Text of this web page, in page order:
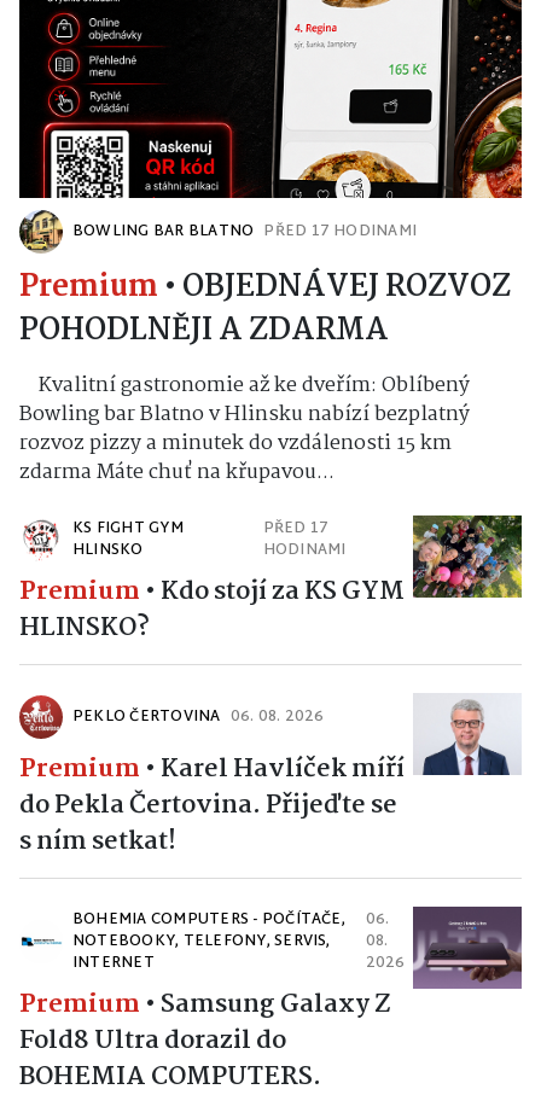
BOWLING BAR BLATNO PŘED 17 HODINAMI
Premium • OBJEDNÁVEJ ROZVOZ
POHODLNĚJI A ZDARMA
Kvalitní gastronomie až ke dveřím: Oblíbený
Bowling bar Blatno v Hlinsku nabízí bezplatný
rozvoz pizzy a minutek do vzdálenosti 15 km
zdarma Máte chuť na křupavou...
KS FIGHT GYM
HLINSKO
PŘED 17
HODINAMI
Premium • Kdo stojí za KS GYM
HLINSKO?
PEKLO ČERTOVINA 06. 08. 2026
Premium • Karel Havlíček míří
do Pekla Čertovina. Přijeďte se
s ním setkat!
BOHEMIA COMPUTERS - POČÍTAČE,
NOTEBOOKY, TELEFONY, SERVIS,
INTERNET
06.
08.
2026
Premium • Samsung Galaxy Z
Fold8 Ultra dorazil do
BOHEMIA COMPUTERS.